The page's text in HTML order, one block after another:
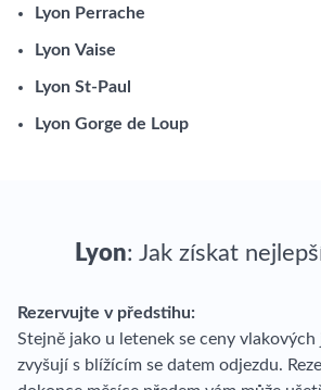
Lyon Perrache
Lyon Vaise
Lyon St-Paul
Lyon Gorge de Loup
Lyon: Jak získat
Rezervujte v předstihu:
Stejně jako u letenek se ceny
zvyšují s blížícím se datem odjezdu.